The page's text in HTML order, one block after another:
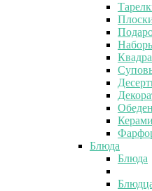
Блюда
Блюда